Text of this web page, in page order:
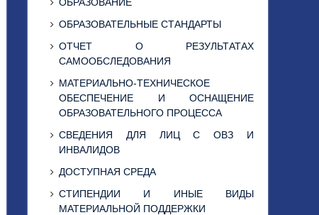
ОБРАЗОВАТЕЛЬНЫЕ СТАНДАРТЫ
ОТЧЕТ О РЕЗУЛЬТАТАХ
САМООБСЛЕДОВАНИЯ
МАТЕРИАЛЬНО-ТЕХНИЧЕСКОЕ
ОБЕСПЕЧЕНИЕ И ОСНАЩЕНИЕ
ОБРАЗОВАТЕЛЬНОГО ПРОЦЕССА
СВЕДЕНИЯ ДЛЯ ЛИЦ С ОВЗ И
ИНВАЛИДОВ
ДОСТУПНАЯ СРЕДА
СТИПЕНДИИ И ИНЫЕ ВИДЫ
МАТЕРИАЛЬНОЙ ПОДДЕРЖКИ